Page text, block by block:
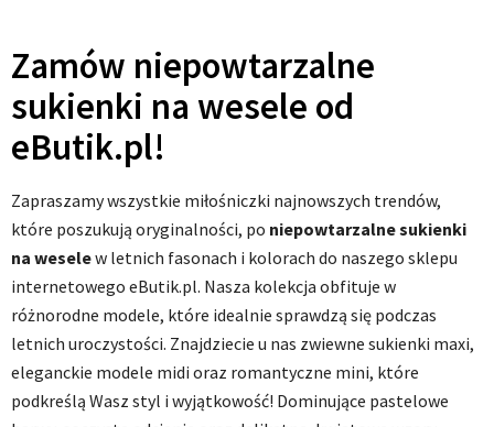
Zamów niepowtarzalne
sukienki na wesele od
eButik.pl!
Zapraszamy wszystkie miłośniczki najnowszych trendów,
które poszukują oryginalności, po niepowtarzalne sukienki
na weselew letnich fasonach i kolorach do naszego sklepu
internetowego eButik.pl. Nasza kolekcja obfituje w
różnorodne modele, które idealnie sprawdzą się podczas
letnich uroczystości. Znajdziecie u nas zwiewne sukienki maxi,
eleganckie modele midi oraz romantyczne mini, które
podkreślą Wasz styl i wyjątkowość! Dominujące pastelowe